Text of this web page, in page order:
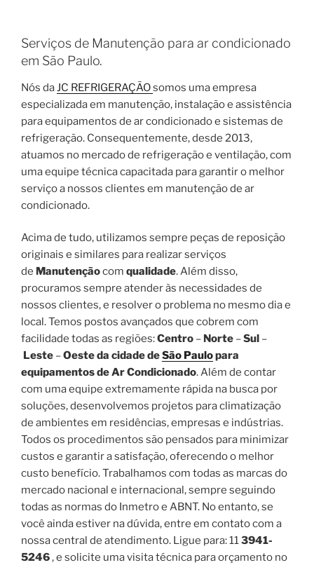
Serviços de Manutenção para ar condicionado
em São Paulo.
Nós daJC REFRIGERAÇÃOsomos uma empresa
especializada em manutenção, instalação e assistência
para equipamentos de ar condicionado e sistemas de
refrigeração. Consequentemente, desde 2013,
atuamos no mercado de refrigeração e ventilação, com
uma equipe técnica capacitada para garantir o melhor
serviço a nossos clientes em manutenção de ar
condicionado.
Acima de tudo, utilizamos sempre peças de reposição
originais e similares para realizar serviços
de Manutençãocom qualidade. Além disso,
procuramos sempre atender às necessidades de
nossos clientes, e resolver o problema no mesmo dia e
local. Temos postos avançados que cobrem com
facilidade todas as regiões:Centro – Norte –Sul –
Leste –Oeste da cidade deSão Paulopara
equipamentos de Ar Condicionado. Além de contar
com uma equipe extremamente rápida na busca por
soluções, desenvolvemos projetos para climatização
de ambientes em residências, empresas e indústrias.
Todos os procedimentos são pensados para minimizar
custos e garantir a satisfação, oferecendo o melhor
custo benefício. Trabalhamos com todas as marcas do
mercado nacional e internacional, sempre seguindo
todas as normas do Inmetro e ABNT. No entanto, se
você ainda estiver na dúvida, entre em contato com a
nossa central de atendimento. Ligue para: 113941-
5246, e solicite uma visita técnica para orçamento no